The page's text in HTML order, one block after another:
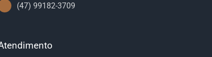
(47) 99182-3709